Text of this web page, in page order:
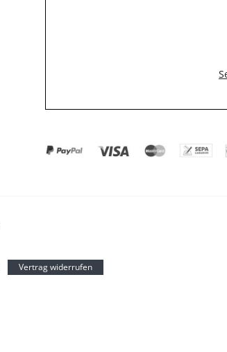
Vertrag widerrufen